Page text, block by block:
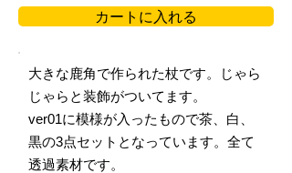
カートに入れる
大きな鹿角で作られた杖です。じゃら
じゃらと装飾がついてます。
ver01に模様が入ったもので茶、白、
黒の3点セットとなっています。全て
透過素材です。